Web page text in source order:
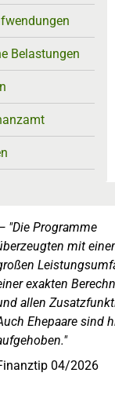
Belastungen
"Die Programme
mit
exakten
allen
Ehepaare sind
04/2026